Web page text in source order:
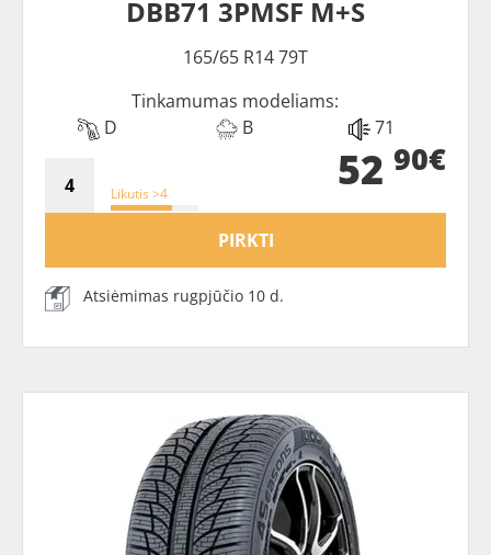
DBB71 3PMSF M+S
165/65 R14 79T
Tinkamumas modeliams:
D
B 71
Likutis >4 52 90€
PIRKTI
Atsiėmimas rugpjūčio 10 d.